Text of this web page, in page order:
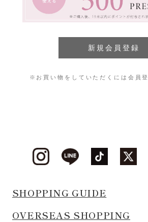
※お買い物をしていただくには会員
SHOPPING GUIDE
OVERSEAS SHOPPING